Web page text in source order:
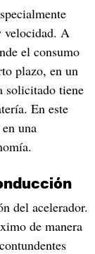
velocidad. A
el consumo
plazo, en un
solicitado tiene
En este
una
del acelerador.
de manera